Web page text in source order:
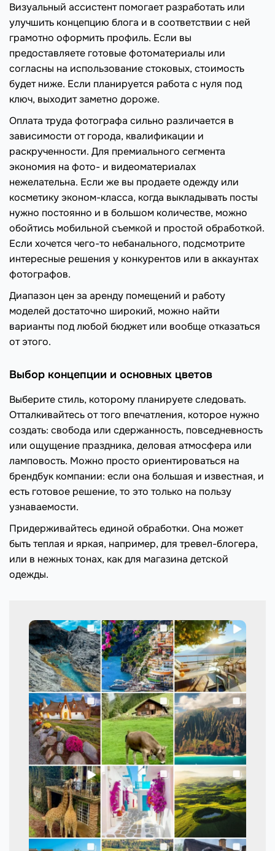
Визуальный ассистент помогает разработать или
улучшить концепцию блога и в соответствии с ней
грамотно оформить профиль. Если вы
предоставляете готовые фотоматериалы или
согласны на использование стоковых, стоимость
будет ниже. Если планируется работа с нуля под
ключ, выходит заметно дороже.
Оплата труда фотографа сильно различается в
зависимости от города, квалификации и
раскрученности. Для премиального сегмента
экономия на фото- и видеоматериалах
нежелательна. Если же вы продаете одежду или
косметику эконом-класса, когда выкладывать посты
нужно постоянно и в большом количестве, можно
обойтись мобильной съемкой и простой обработкой.
Если хочется чего-то небанального, подсмотрите
интересные решения у конкурентов или в аккаунтах
фотографов.
Диапазон цен за аренду помещений и работу
моделей достаточно широкий, можно найти
варианты под любой бюджет или вообще отказаться
от этого.
Выбор концепции и основных цветов
Выберите стиль, которому планируете следовать.
Отталкивайтесь от того впечатления, которое нужно
создать: свобода или сдержанность, повседневность
или ощущение праздника, деловая атмосфера или
ламповость. Можно просто ориентироваться на
брендбук компании: если она большая и известная, и
есть готовое решение, то это только на пользу
узнаваемости.
Придерживайтесь единой обработки. Она может
быть теплая и яркая, например, для тревел-блогера,
или в нежных тонах, как для магазина детской
одежды.